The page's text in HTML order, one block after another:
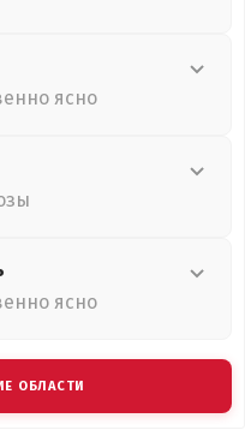
ясно
ясно
ОБЛАСТИ